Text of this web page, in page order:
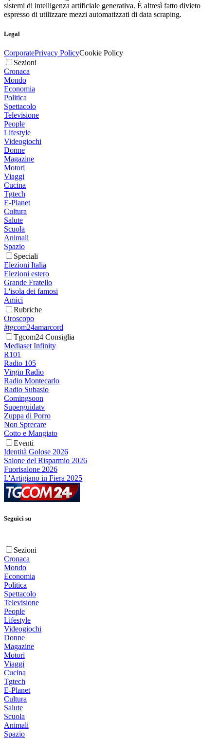
sistemi di intelligenza artificiale generativa. È altresì fatto divieto
espresso di utilizzare mezzi automatizzati di data scraping.
Legal
CorporatePrivacy PolicyCookie Policy
Sezioni
Cronaca
Mondo
Economia
Politica
Spettacolo
Televisione
People
Lifestyle
Videogiochi
Donne
Magazine
Motori
Viaggi
Cucina
Tgtech
E-Planet
Cultura
Salute
Scuola
Animali
Spazio
Speciali
Elezioni Italia
Elezioni estero
Grande Fratello
L'isola dei famosi
Amici
Rubriche
Oroscopo
#tgcom24amarcord
Tgcom24 Consiglia
Mediaset Infinity
R101
Radio 105
Virgin Radio
Radio Montecarlo
Radio Subasio
Comingsoon
Superguidatv
Zuppa di Porro
Non Sprecare
Cotto e Mangiato
Eventi
Identità Golose 2026
Salone del Risparmio 2026
Fuorisalone 2026
L'Artigiano in Fiera 2025
Seguici su
Sezioni
Cronaca
Mondo
Economia
Politica
Spettacolo
Televisione
People
Lifestyle
Videogiochi
Donne
Magazine
Motori
Viaggi
Cucina
Tgtech
E-Planet
Cultura
Salute
Scuola
Animali
Spazio